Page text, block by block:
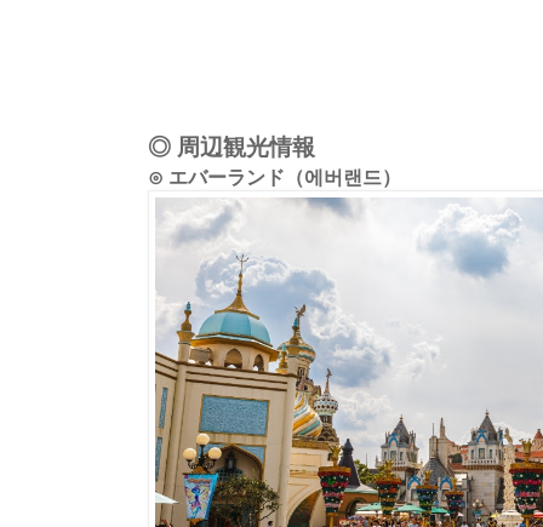
◎ 周辺観光情報
⊙ エバーランド（에버랜드）